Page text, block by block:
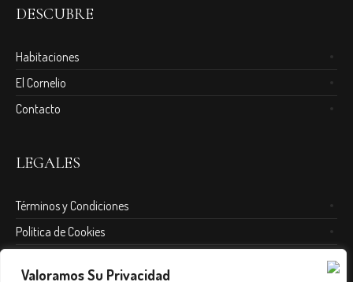
Valoramos Su Privacidad
DESCUBRE
Habitaciones
El Cornelio
Contacto
LEGALES
Términos y Condiciones
Política de Cookies